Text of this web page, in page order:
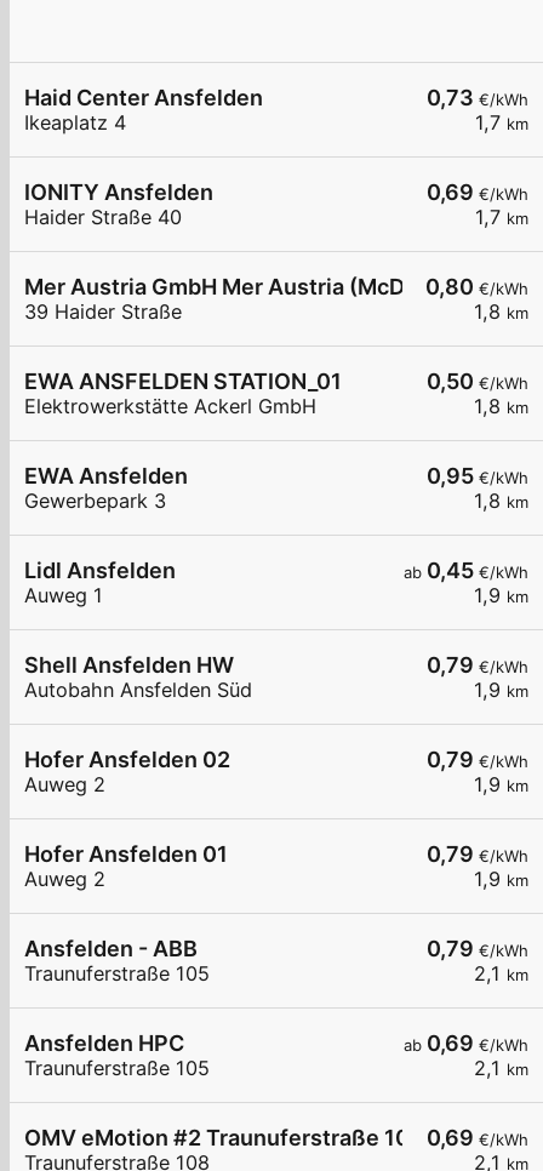
0,73 €/kWh
1,7 km
Haid Center Ansfelden
Ikeaplatz 4
0,69 €/kWh
1,7 km
IONITY Ansfelden
Haider Straße 40
0,80 €/kWh
1,8 km
Mer Austria GmbH Mer Austria (McD) -
39 Haider Straße
0,50 €/kWh
1,8 km
EWA ANSFELDEN STATION_01
Elektrowerkstätte Ackerl GmbH
0,95 €/kWh
1,8 km
EWA Ansfelden
Gewerbepark 3
ab 0,45 €/kWh
1,9 km
Lidl Ansfelden
Auweg 1
0,79 €/kWh
1,9 km
Shell Ansfelden HW
Autobahn Ansfelden Süd
0,79 €/kWh
1,9 km
Hofer Ansfelden 02
Auweg 2
0,79 €/kWh
1,9 km
Hofer Ansfelden 01
Auweg 2
0,79 €/kWh
2,1 km
Ansfelden - ABB
Traunuferstraße 105
ab 0,69 €/kWh
2,1 km
Ansfelden HPC
Traunuferstraße 105
0,69 €/kWh
2,1 km
OMV eMotion #2 Traunuferstraße 108 Ansfelden
Traunuferstraße 108